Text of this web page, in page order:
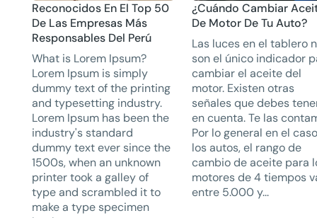
Reconocidos En El Top 50
De Las Empresas Más
Responsables Del Perú
What is Lorem Ipsum?
Lorem Ipsum is simply
dummy text of the printing
and typesetting industry.
Lorem Ipsum has been the
industry's standard
dummy text ever since the
1500s, when an unknown
printer took a galley of
type and scrambled it to
make a type specimen
¿Cuándo Cambiar
De Motor De Tu Auto?
Las luces en el tablero
son el único indicador
cambiar el aceite del
motor. Existen otras
señales que debes
en cuenta. Te las
Por lo general en el
los autos, el rango de
cambio de aceite para
motores de 4 tiempos
entre 5.000 y...